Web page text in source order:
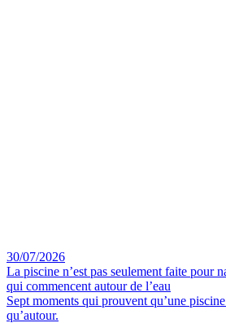
30/07/2026
La piscine n’est pas seulement faite pour
qui commencent autour de l’eau
Sept moments qui prouvent qu’une
qu’autour.